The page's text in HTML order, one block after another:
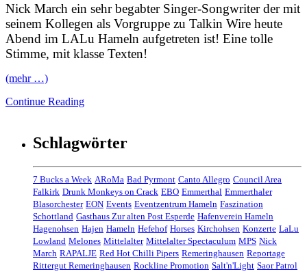
Nick March ein sehr begabter Singer-Songwriter der mit
seinem Kollegen als Vorgruppe zu Talkin Wire heute
Abend im LALu Hameln aufgetreten ist! Eine tolle
Stimme, mit klasse Texten!
(mehr …)
Continue Reading
Schlagwörter
7 Bucks a Week ARoMa Bad Pyrmont Canto Allegro Council Area
Falkirk Drunk Monkeys on Crack EBO Emmerthal Emmerthaler
Blasorchester EON Events Eventzentrum Hameln Faszination
Schottland Gasthaus Zur alten Post Esperde Hafenverein Hameln
Hagenohsen Hajen Hameln Hefehof Horses Kirchohsen Konzerte LaLu
Lowland Melones Mittelalter Mittelalter Spectaculum MPS Nick
March RAPALJE Red Hot Chilli Pipers Remeringhausen Reportage
Rittergut Remeringhausen Rockline Promotion Salt'n'Light Saor Patrol